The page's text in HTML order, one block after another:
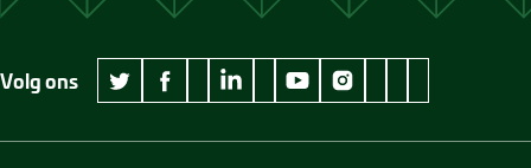
Volg ons
twitter Museum Jan Cunen
facebook Museum Jan Cunen
wikipedia Museum Jan Cunen
linkedin Museum Jan Cunen
googleplus Museum Jan Cunen
youtube Museum Jan Cunen
instagram Museum